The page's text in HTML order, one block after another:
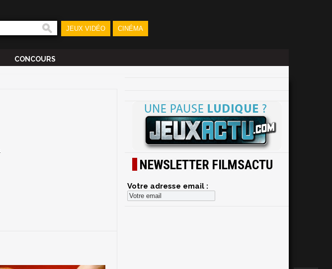
JEUX VIDÉO CINÉMA
CONCOURS
NEWSLETTER FILMSACTU
Votre adresse email :